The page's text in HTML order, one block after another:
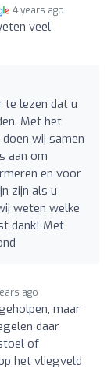
4 years ago
veel
te lezen dat u
Met het
wij samen
aan om
en voor
zijn als u
weten welke
dank! Met
ago
maar
daar
of
het vliegveld